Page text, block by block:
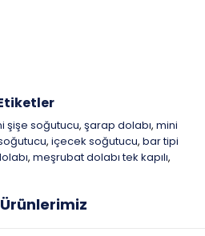
şişe soğutucu, şarap dolabı, mini
, içecek soğutucu, bar tipi
, meşrubat dolabı tek kapılı,